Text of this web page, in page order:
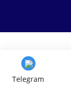
Наши
Telegram